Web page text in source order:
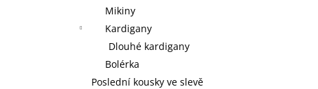
Mikiny
Kardigany
Dlouhé kardigany
Bolérka
Poslední kousky ve slevě